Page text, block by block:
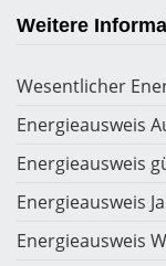
Weitere
Wesentlicher
Energieausweis
Energieausweis
Energieausweis
Energieausweis